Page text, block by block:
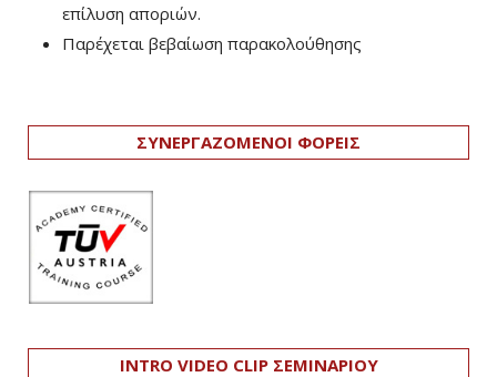
επίλυση αποριών.
Παρέχεται βεβαίωση παρακολούθησης
ΣΥΝΕΡΓΑΖΟΜΕΝΟΙ ΦΟΡΕΙΣ
INTRO VIDEO CLIP ΣΕΜΙΝΑΡΙΟΥ